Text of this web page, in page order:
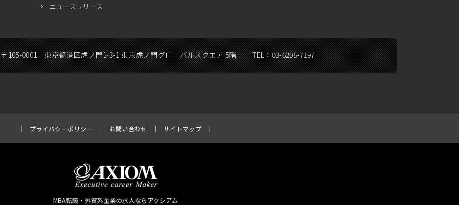
ニュースリリース
〒105-0001 東京都港区虎ノ門1-3-1 東京虎ノ門グローバルスクエア 5階 TEL：03-6206-7197
プライバシーポリシー お問い合わせ サイトマップ
MBA転職・外資系企業の求人ならアクシアム